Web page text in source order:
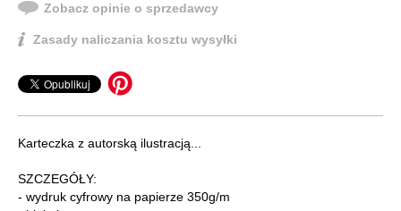
Zobacz opinie o sprzedawcy
Zasady naliczania kosztu wysyłki
Karteczka z autorską ilustracją...
SZCZEGÓŁY:
- wydruk cyfrowy na papierze 350g/m